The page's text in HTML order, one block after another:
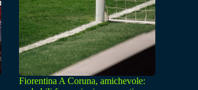
Fiorentina A Coruna, amichevole: